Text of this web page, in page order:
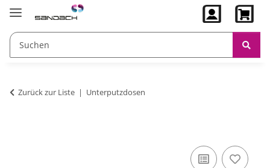
Zurück zur Liste Unterputzdosen